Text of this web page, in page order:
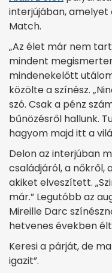
interjújában,
Match.
„Az élet már nem
mindent
mindenekelőtt
közölte a színész.
szó. Csak a pénz
bűnözésről hallunk.
hagyom majd itt a
Delon az interjúban
családjáról, a nőkről,
akiket elveszített.
már.” Legutóbb az
Mireille Darc
hetvenes években
Keresi a párját, de
igazit”.